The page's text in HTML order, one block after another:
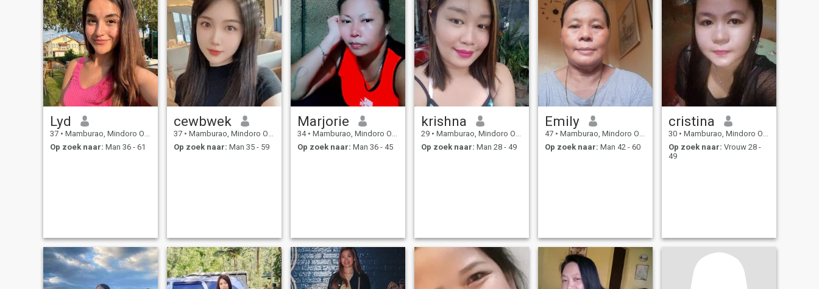
Lyd
37 • Mamburao, Mindoro Occidental, Filipijnen
Op zoek naar: Man 36 - 61
cewbwek
37 • Mamburao, Mindoro Occidental, Filipijnen
Op zoek naar: Man 35 - 59
Marjorie
34 • Mamburao, Mindoro Occidental, Filipijnen
Op zoek naar: Man 36 - 45
krishna
29 • Mamburao, Mindoro Occidental, Filipijnen
Op zoek naar: Man 28 - 49
Emily
47 • Mamburao, Mindoro Occidental, Filipijnen
Op zoek naar: Man 42 - 60
cristina
30 • Mamburao, Mindoro Occidental, Filipijnen
Op zoek naar: Vrouw 28 -
49